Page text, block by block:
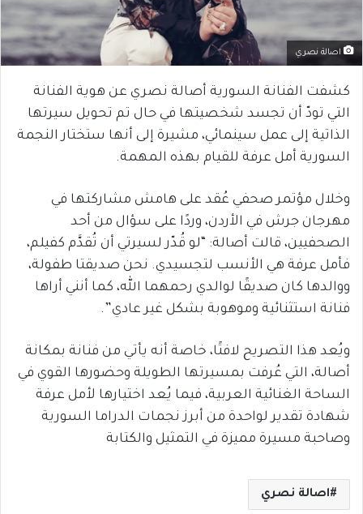
اصالة نصري
كشفت الفنانة السورية أصالة نصري عن هوية الفنانة
التي تودّ أن تجسد شخصيتها في حال تم تحويل سيرتها
الذاتية إلى عمل سينمائي، مشيرة إلى أنها ستختار النجمة
السورية أمل عرفة للقيام بهذه المهمة.
وخلال مؤتمر صحفي عُقد على هامش مشاركتها في
مهرجان جرش في الأردن، وردًا على سؤال من أحد
الصحفيين، قالت أصالة: “لو قُدّر لسيرتي أن تُقدَّم كفيلم،
فأمل عرفة هي الأنسب لتجسيدي. نحن صديقتا طفولة،
ووالدها كان صديقًا لوالدي رحمهما الله، كما أنني أراها
فنانة استثنائية وموهوبة بشكل غير عادي”.
ويُعد هذا التصريح لافتًا، خاصة أنه يأتي من فنانة بمكانة
أصالة، التي عُرفت بمسيرتها الطويلة وحضورها القوي في
الساحة الغنائية العربية، فيما يُعد اختيارها لأمل عرفة
شهادة تقدير لواحدة من أبرز نجمات الدراما السورية
وصاحبة مسيرة مميزة في التمثيل والكتابة
اصالة نصري